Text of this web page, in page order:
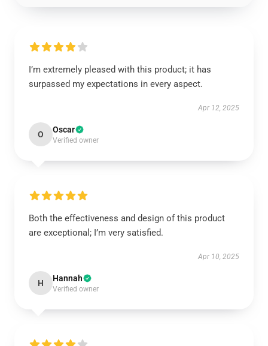
I’m extremely pleased with this product; it has
surpassed my expectations in every aspect.
Apr 12, 2025
O Oscar
Verified owner
Both the effectiveness and design of this product
are exceptional; I’m very satisfied.
Apr 10, 2025
H Hannah
Verified owner